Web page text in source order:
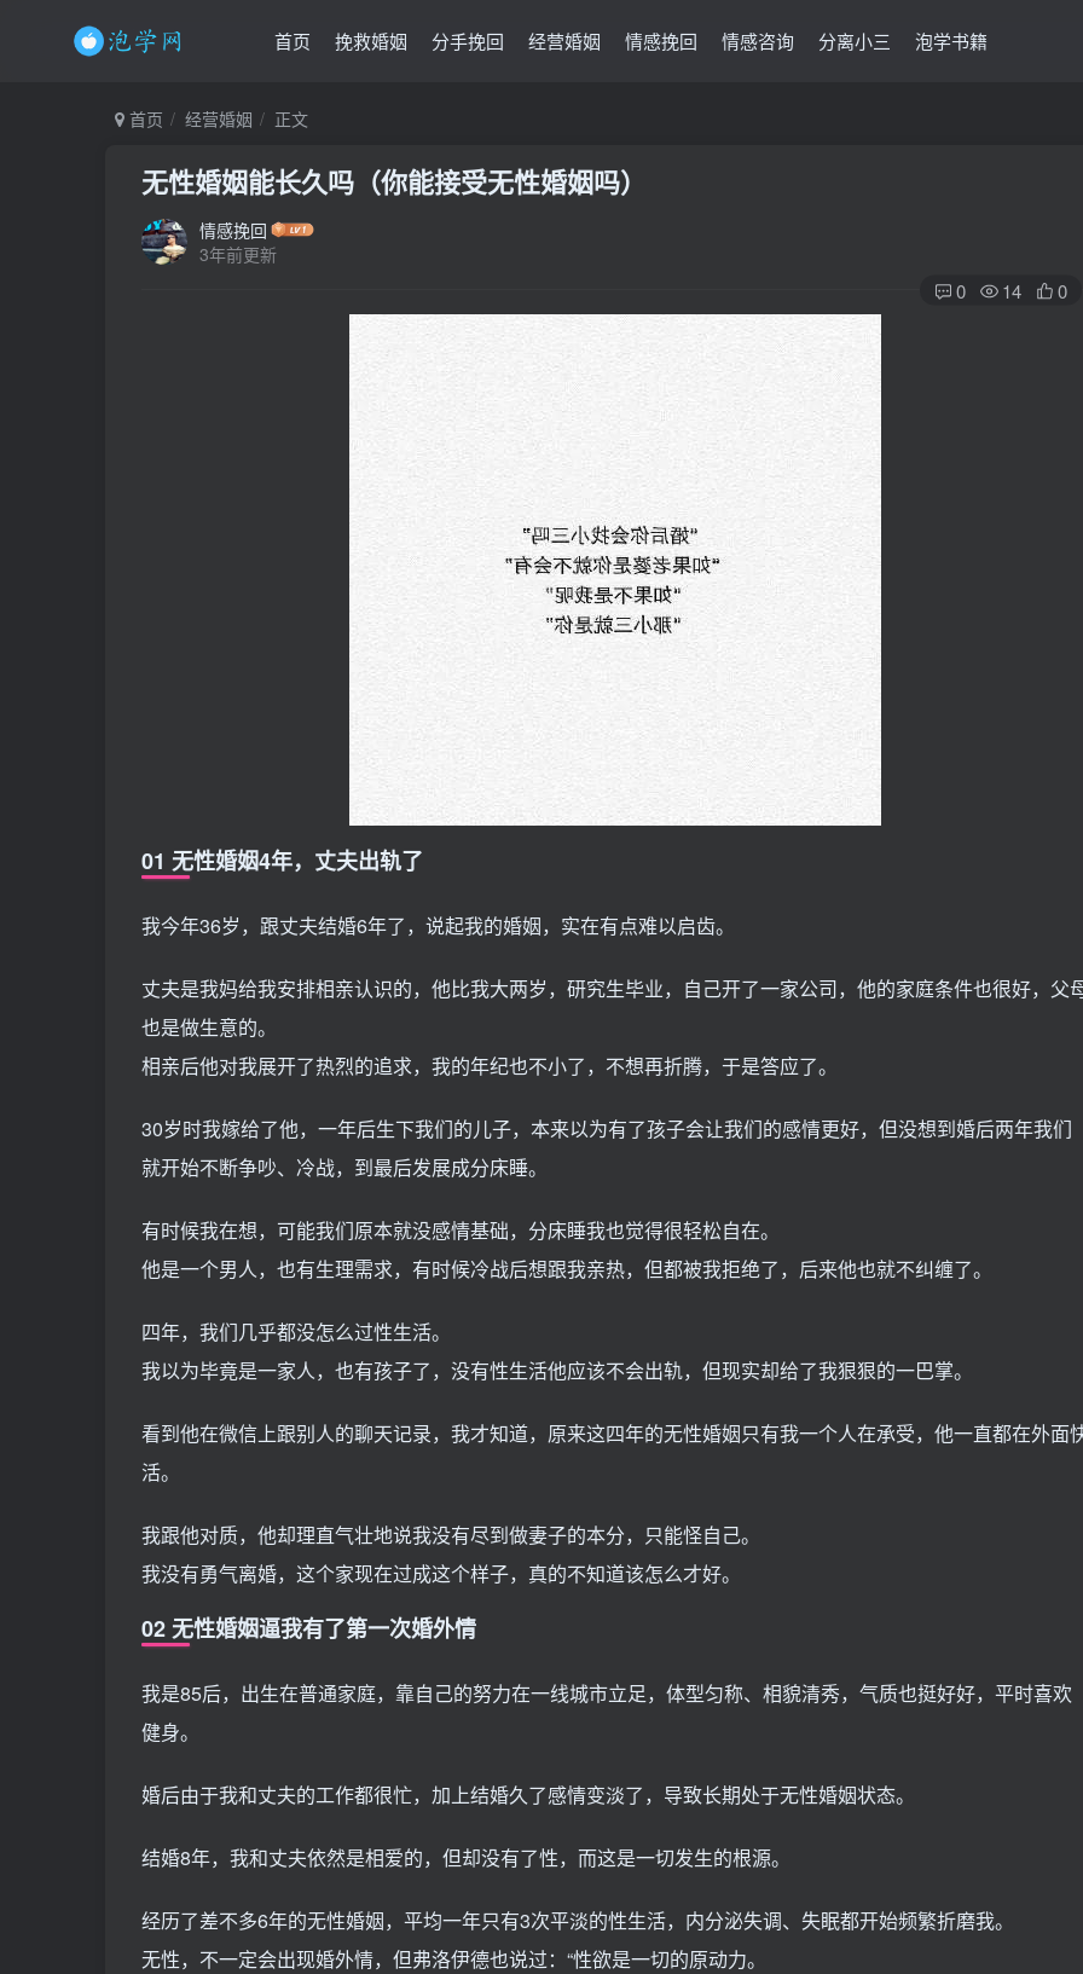
首页 挽救婚姻 分手挽回 经营婚姻 情感挽回 情感咨询 分离小三 泡学书籍
首页 经营婚姻 正文
无性婚姻能长久吗（你能接受无性婚姻吗）
情感挽回
3年前更新
0 14 0
01 无性婚姻4年，丈夫出轨了
我今年36岁，跟丈夫结婚6年了，说起我的婚姻，实在有点难以启齿。
丈夫是我妈给我安排相亲认识的，他比我大两岁，研究生毕业，自己开了一家公司，他的家庭条件也很好，父
也是做生意的。
相亲后他对我展开了热烈的追求，我的年纪也不小了，不想再折腾，于是答应了。
30岁时我嫁给了他，一年后生下我们的儿子，本来以为有了孩子会让我们的感情更好，但没想到婚后两年我们
就开始不断争吵、冷战，到最后发展成分床睡。
有时候我在想，可能我们原本就没感情基础，分床睡我也觉得很轻松自在。
他是一个男人，也有生理需求，有时候冷战后想跟我亲热，但都被我拒绝了，后来他也就不纠缠了。
四年，我们几乎都没怎么过性生活。
我以为毕竟是一家人，也有孩子了，没有性生活他应该不会出轨，但现实却给了我狠狠的一巴掌。
看到他在微信上跟别人的聊天记录，我才知道，原来这四年的无性婚姻只有我一个人在承受，他一直都在外面
活。
我跟他对质，他却理直气壮地说我没有尽到做妻子的本分，只能怪自己。
我没有勇气离婚，这个家现在过成这个样子，真的不知道该怎么才好。
02 无性婚姻逼我有了第一次婚外情
我是85后，出生在普通家庭，靠自己的努力在一线城市立足，体型匀称、相貌清秀，气质也挺好好，平时喜欢
健身。
婚后由于我和丈夫的工作都很忙，加上结婚久了感情变淡了，导致长期处于无性婚姻状态。
结婚8年，我和丈夫依然是相爱的，但却没有了性，而这是一切发生的根源。
经历了差不多6年的无性婚姻，平均一年只有3次平淡的性生活，内分泌失调、失眠都开始频繁折磨我。
无性，不一定会出现婚外情，但弗洛伊德也说过：“性欲是一切的原动力。